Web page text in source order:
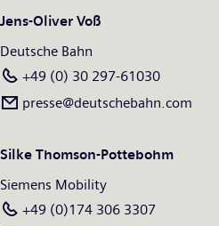
Jens-Oliver Voß
Deutsche Bahn
+49 (0) 30 297-61030
presse@deutschebahn.com
Silke Thomson-Pottebohm
Siemens Mobility
+49 (0)174 306 3307